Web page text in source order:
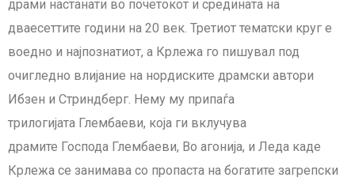
драми настанати во почетокот и средината на
дваесеттите години на 20 век. Третиот тематски круг е
воедно и најпознатиот, а Крлежа го пишувал под
очигледно влијание на нордиските драмски автори
Ибзен и Стриндберг. Нему му припаѓа
трилогијата Глембаеви, која ги вклучува
драмите Господа Глембаеви, Во агонија, и Леда каде
Крлежа се занимава со пропаста на богатите загрепски